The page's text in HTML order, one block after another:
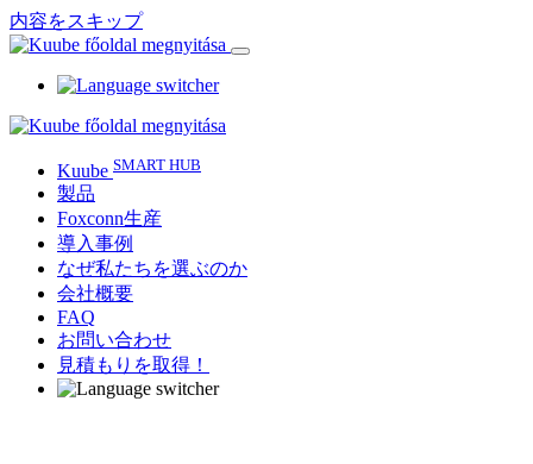
内容をスキップ
Kuube SMART HUB
製品
Foxconn生産
導入事例
なぜ私たちを選ぶのか
会社概要
FAQ
お問い合わせ
見積もりを取得！